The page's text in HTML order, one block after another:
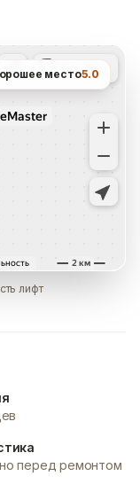
место5.0
лифт
перед ремонтом